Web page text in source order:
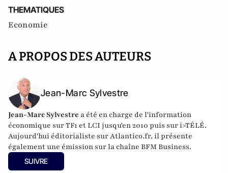
THEMATIQUES
Economie
A PROPOS DES AUTEURS
Jean-Marc Sylvestre
Jean-Marc Sylvestre a été en charge de l'information
économique sur TF1 et LCI jusqu'en 2010 puis sur i>TÉLÉ.
Aujourd'hui éditorialiste sur Atlantico.fr, il présente
également une émission sur la chaîne BFM Business.
SUIVRE